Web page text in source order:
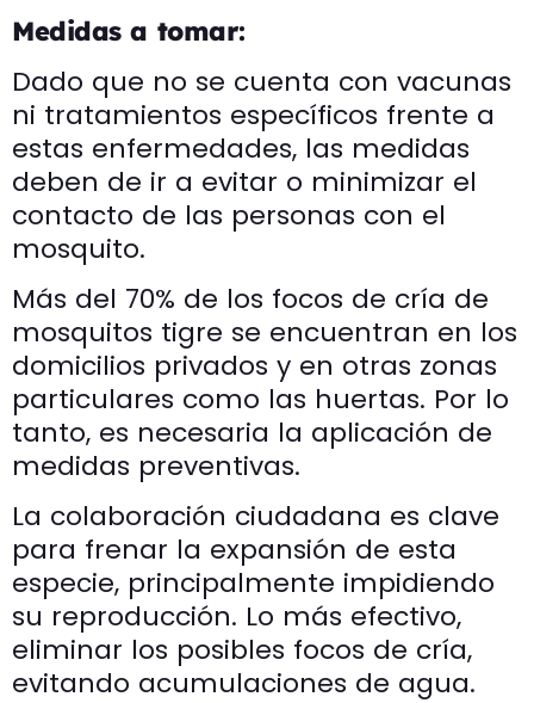
Medidas a tomar:
Dado que no se cuenta con vacunas
ni tratamientos específicos frente a
estas enfermedades, las medidas
deben de ir a evitar o minimizar el
contacto de las personas con el
mosquito.
Más del 70% de los focos de cría de
mosquitos tigre se encuentran en los
domicilios privados y en otras zonas
particulares como las huertas. Por lo
tanto, es necesaria la aplicación de
medidas preventivas.
La colaboración ciudadana es clave
para frenar la expansión de esta
especie, principalmente impidiendo
su reproducción. Lo más efectivo,
eliminar los posibles focos de cría,
evitando acumulaciones de agua.